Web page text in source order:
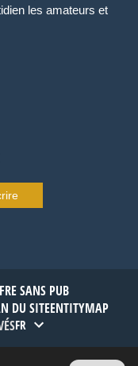
les amateurs et
SANS PUB
DU SITEENTITYMAP
FR